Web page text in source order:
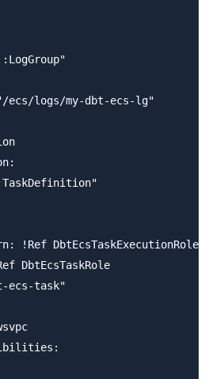
ecs/logs/my-dbt-ecs-lg"
!Ref DbtEcsTaskExecutionRole
DbtEcsTaskRole
ecs-task"